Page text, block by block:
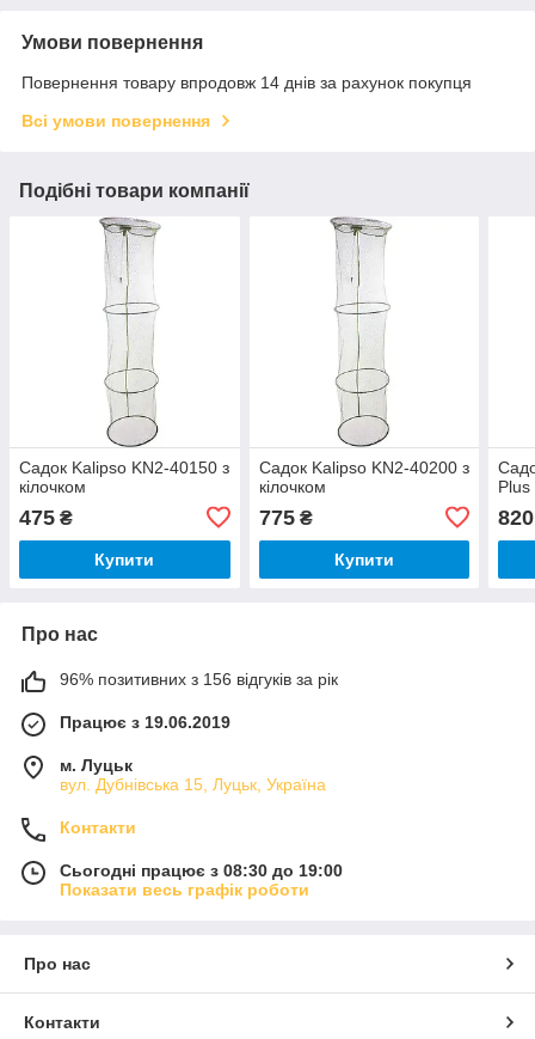
Умови повернення
Повернення товару впродовж 14 днів за рахунок покупця
Всі умови повернення
Подібні товари компанії
Садок Kalipso KN2-40150 з
кілочком
475 ₴
Купити
Садок Kalipso KN2-40200 з
кілочком
775₴
Купити
Plus
820
Про нас
96% позитивних з 156 відгуків за рік
Працює з 19.06.2019
м. Луцьк
вул. Дубнівська 15, Луцьк, Україна
Контакти
Сьогодні працює з 08:30 до 19:00
Показати весь графік роботи
Про нас
Контакти